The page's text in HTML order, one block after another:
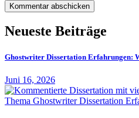
Neueste Beiträge
Ghostwriter Dissertation Erfahrungen:
Juni 16, 2026